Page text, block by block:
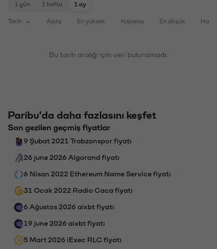
1 gün 1 hafta 1 ay
Tarih Açılış En yüksek Kapanış En düşük
Bu tarih aralığı için veri bulunamadı.
Paribu'da daha fazlasını keşfet
Son gezilen geçmiş fiyatlar
9 Şubat 2021 Trabzonspor fiyatı
26 june 2026 Algorand fiyatı
6 Nisan 2022 Ethereum Name Service fiyatı
31 Ocak 2022 Radio Caca fiyatı
6 Ağustos 2026 aixbt fiyatı
19 june 2026 aixbt fiyatı
5 Mart 2026 iExec RLC fiyatı